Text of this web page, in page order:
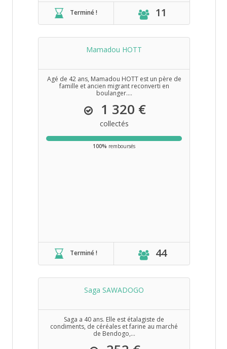
Terminé ! 11
Mamadou HOTT
Agé de 42 ans, Mamadou HOTT est un père de
famille et ancien migrant reconverti en
boulanger....
1 320 €
collectés
100% remboursés
Terminé ! 44
Saga SAWADOGO
Saga a 40 ans. Elle est étalagiste de
condiments, de céréales et farine au marché
de Bendogo,...